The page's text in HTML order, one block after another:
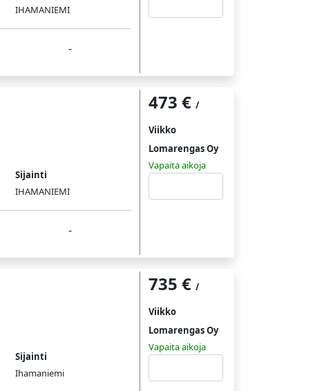
IHAMANIEMI
-
Sijainti
IHAMANIEMI
-
473 €/
Viikko
Lomarengas Oy
Vapaita aikoja
Sijainti
Ihamaniemi
735 €/
Viikko
Lomarengas Oy
Vapaita aikoja